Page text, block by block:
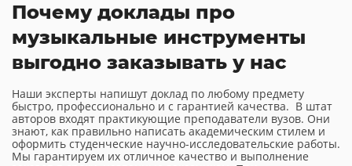
Почему доклады про
музыкальные инструменты
выгодно заказывать у нас
Наши эксперты напишут доклад по любому предмету
быстро, профессионально и с гарантией качества. В штат
авторов входят практикующие преподаватели вузов. Они
знают, как правильно написать академическим стилем и
оформить студенческие научно-исследовательские работы.
Мы гарантируем их отличное качество и выполнение